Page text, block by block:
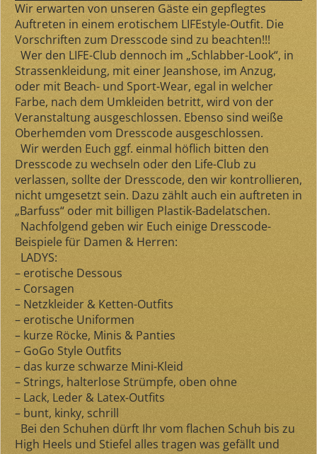
Wir erwarten von unseren Gäste ein gepflegtes
Auftreten in einem erotischem LIFEstyle-Outfit. Die
Vorschriften zum Dresscode sind zu beachten!!!
Wer den LIFE-Club dennoch im „Schlabber-Look“, in
Strassenkleidung, mit einer Jeanshose, im Anzug,
oder mit Beach- und Sport-Wear, egal in welcher
Farbe, nach dem Umkleiden betritt, wird von der
Veranstaltung ausgeschlossen. Ebenso sind weiße
Oberhemden vom Dresscode ausgeschlossen.
Wir werden Euch ggf. einmal höflich bitten den
Dresscode zu wechseln oder den Life-Club zu
verlassen, sollte der Dresscode, den wir kontrollieren,
nicht umgesetzt sein. Dazu zählt auch ein auftreten in
„Barfuss“ oder mit billigen Plastik-Badelatschen.
Nachfolgend geben wir Euch einige Dresscode-
Beispiele für Damen & Herren:
LADYS:
– erotische Dessous
– Corsagen
– Netzkleider & Ketten-Outfits
– erotische Uniformen
– kurze Röcke, Minis & Panties
– GoGo Style Outfits
– das kurze schwarze Mini-Kleid
– Strings, halterlose Strümpfe, oben ohne
– Lack, Leder & Latex-Outfits
– bunt, kinky, schrill
Bei den Schuhen dürft Ihr vom flachen Schuh bis zu
High Heels und Stiefel alles tragen was gefällt und